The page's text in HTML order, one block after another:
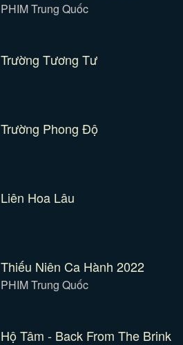
PHIM Trung Quốc
Trường Tương Tư
Trường Phong Độ
Liên Hoa Lâu
Thiếu Niên Ca Hành 2022
PHIM Trung Quốc
Hộ Tâm - Back From The Brink